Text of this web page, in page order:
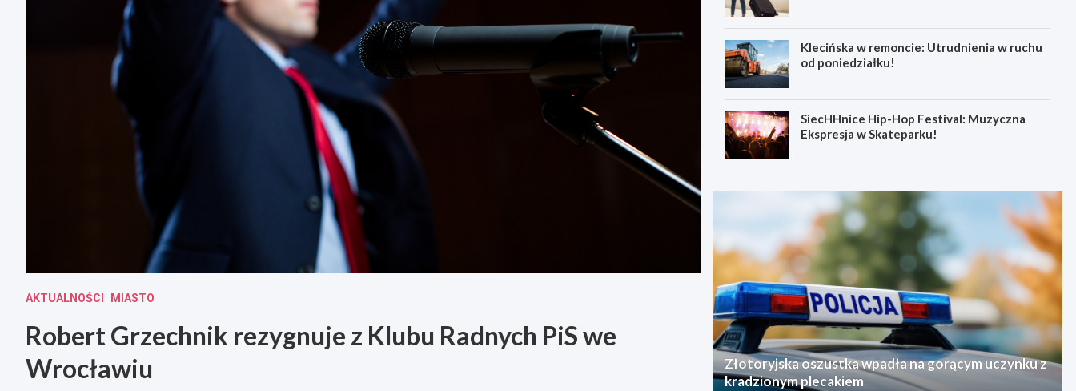
AKTUALNOŚCI MIASTO
Robert Grzechnik rezygnuje z Klubu Radnych PiS we
Wrocławiu
Klecińska w remoncie: Utrudnienia w ruchu
od poniedziałku!
SiecHHnice Hip-Hop Festival: Muzyczna
Ekspresja w Skateparku!
Złotoryjska oszustka wpadła na gorącym uczynku z
kradzionym plecakiem